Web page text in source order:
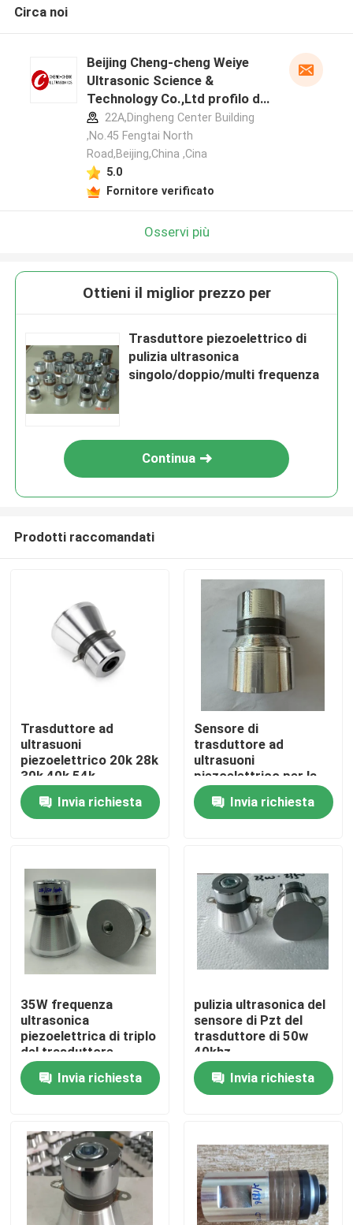
Casa
Prodotti
Circa noi
Giro della fabbrica
Controllo di qualità
Contattici
Richieda una citazione
Trasduttore ad ultrasuoni ad alta potenza
Trasduttore ultrasonico di multi frequenza
Circa noi
Beijing Cheng-cheng Weiye
Ultrasonic Science &
Technology Co.,Ltd profilo del
produttore
22A,Dingheng Center Building
,No.45 Fengtai North
Road,Beijing,China ,Cina
5.0
Fornitore verificato
Osservi più
Ottieni il miglior prezzo per
Trasduttore piezoelettrico di
pulizia ultrasonica
singolo/doppio/multi frequenza
Continua
Prodotti raccomandati
Trasduttore ad
ultrasuoni
piezoelettrico 20k 28k
30k 40k 54k
Invia richiesta
Sensore di
trasduttore ad
ultrasuoni
piezoelettrico per la
pulizia
Invia richiesta
35W frequenza
ultrasonica
piezoelettrica di triplo
del trasduttore
25/50/80 K
Invia richiesta
pulizia ultrasonica del
sensore di Pzt del
trasduttore di 50w
40khz
Invia richiesta